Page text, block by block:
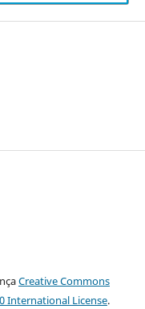
Creative Commons
International License.